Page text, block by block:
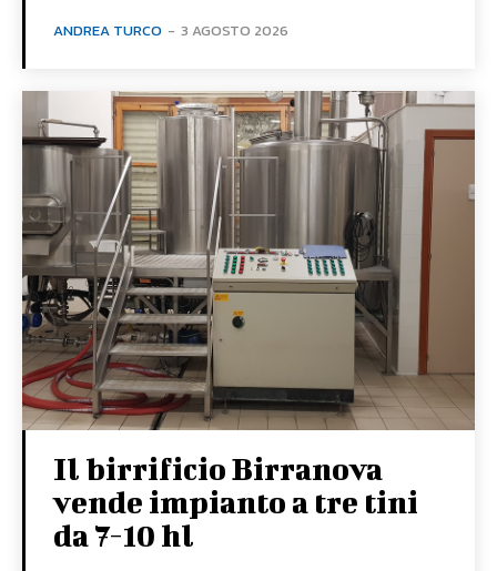
ANDREA TURCO - 3 AGOSTO 2026
Il birrificio Birranova
vende impianto a tre tini
da 7-10 hl